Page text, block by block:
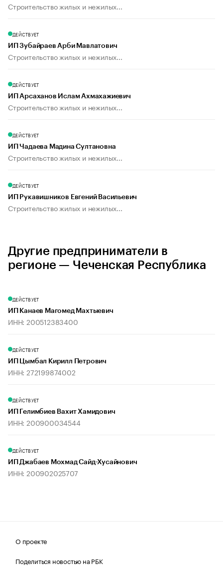
Строительство жилых и нежилых...
ДЕЙСТВУЕТ
ИП Зубайраев Арби Мавлатович
Строительство жилых и нежилых...
ДЕЙСТВУЕТ
ИП Арсаханов Ислам Ахмахажиевич
Строительство жилых и нежилых...
ДЕЙСТВУЕТ
ИП Чадаева Мадина Султановна
Строительство жилых и нежилых...
ДЕЙСТВУЕТ
ИП Рукавишников Евгений Васильевич
Строительство жилых и нежилых...
Другие предприниматели в
регионе — Чеченская Республика
ДЕЙСТВУЕТ
ИП Канаев Магомед Махтыевич
ИНН: 200512383400
ДЕЙСТВУЕТ
ИП Цымбал Кирилл Петрович
ИНН: 272199874002
ДЕЙСТВУЕТ
ИП Гелимбиев Вахит Хамидович
ИНН: 200900034544
ДЕЙСТВУЕТ
ИП Джабаев Мохмад Сайд-Хусайнович
ИНН: 200902025707
О проекте
Поделиться новостью на РБК